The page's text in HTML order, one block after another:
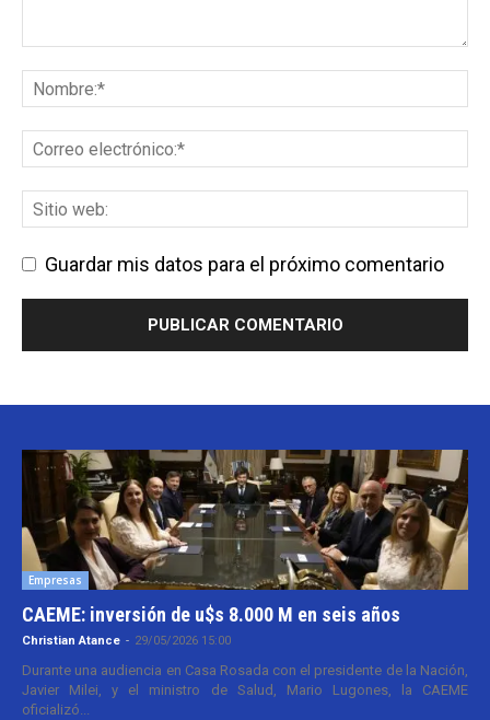
Guardar mis datos para el próximo comentario
Empresas
CAEME: inversión de u$s 8.000 M en seis años
Christian Atance - 29/05/2026 15:00
Durante una audiencia en Casa Rosada con el presidente de la Nación,
Javier Milei, y el ministro de Salud, Mario Lugones, la CAEME
oficializó...